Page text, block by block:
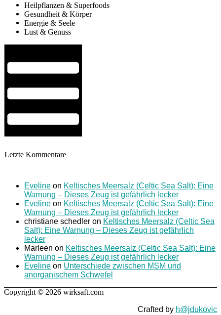
Heilpflanzen & Superfoods
Gesundheit & Körper
Energie & Seele
Lust & Genuss
Letzte Kommentare
Eveline on Keltisches Meersalz (Celtic Sea Salt): Eine
Warnung – Dieses Zeug ist gefährlich lecker
Eveline on Keltisches Meersalz (Celtic Sea Salt): Eine
Warnung – Dieses Zeug ist gefährlich lecker
christiane schedler on Keltisches Meersalz (Celtic Sea
Salt): Eine Warnung – Dieses Zeug ist gefährlich
lecker
Marleen on Keltisches Meersalz (Celtic Sea Salt): Eine
Warnung – Dieses Zeug ist gefährlich lecker
Eveline on Unterschiede zwischen MSM und
anorganischem Schwefel
Copyright © 2026 wirksaft.com
Crafted by h@jdukovic